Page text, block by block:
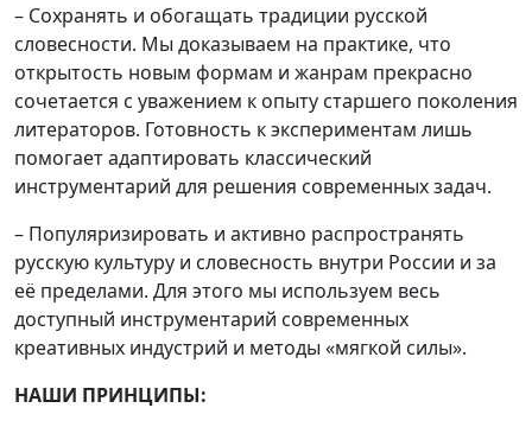
– Сохранять и обогащать традиции русской
словесности. Мы доказываем на практике, что
открытость новым формам и жанрам прекрасно
сочетается с уважением к опыту старшего поколения
литераторов. Готовность к экспериментам лишь
помогает адаптировать классический
инструментарий для решения современных задач.
– Популяризировать и активно распространять
русскую культуру и словесность внутри России и за
её пределами. Для этого мы используем весь
доступный инструментарий современных
креативных индустрий и методы «мягкой силы».
НАШИ ПРИНЦИПЫ: